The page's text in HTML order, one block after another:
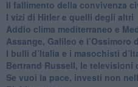
​Il fallimento della convivenza
​I vizi di Hitler e quelli degli altri
Addio clima mediterraneo e
​Assange, Galileo e l’Ossimoro
​I bulli d’Italia e i masochisti
​Bertrand Russell, le televisioni
​Se vuoi la pace, investi non